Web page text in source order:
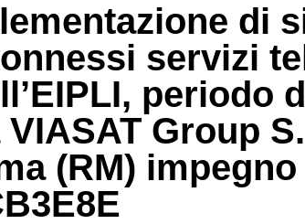
di
servizi
periodo
Group
(RM)